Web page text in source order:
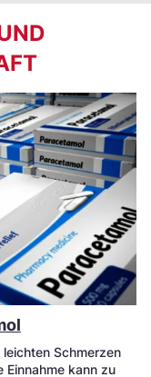
Schmerzen
kann zu